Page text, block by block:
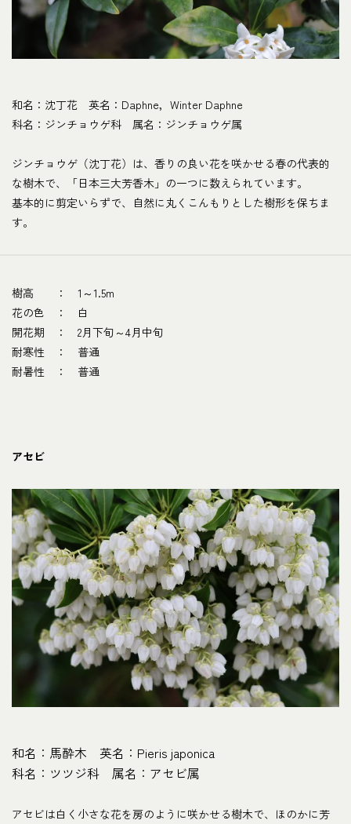
和名：沈丁花 英名：Daphne，Winter Daphne
科名：ジンチョウゲ科 属名：ジンチョウゲ属
ジンチョウゲ（沈丁花）は、香りの良い花を咲かせる春の代表的
な樹木で、「日本三大芳香木」の一つに数えられています。
基本的に剪定いらずで、自然に丸くこんもりとした樹形を保ちま
す。
樹高 ： 1～1.5m
花の色 ： 白
開花期 ： 2月下旬～4月中旬
耐寒性 ： 普通
耐暑性 ： 普通
アセビ
和名：馬酔木 英名：Pieris japonica
科名：ツツジ科 属名：アセビ属
アセビは白く小さな花を房のように咲かせる樹木で、ほのかに芳